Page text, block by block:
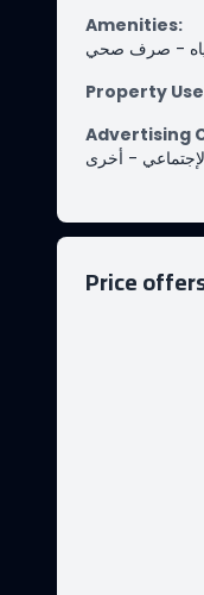
Amenities:
- صرف صحي
Property Use
Advertising
- أخرى
Price